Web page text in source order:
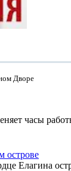
Дворе
часы
острове
Елагина